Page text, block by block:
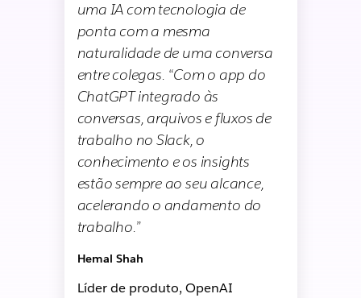
uma IA com tecnologia de
ponta com a mesma
naturalidade de uma conversa
entre colegas. “Com o app do
ChatGPT integrado às
conversas, arquivos e fluxos de
trabalho no Slack, o
conhecimento e os insights
estão sempre ao seu alcance,
acelerando o andamento do
trabalho.”
Hemal Shah
Líder de produto, OpenAI